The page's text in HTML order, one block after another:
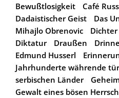
Bewußtlosigkeit
Café
Dadaistischer Geist
Das
Mihajlo Obrenovic
Dichter
Diktatur
Draußen
Edmund Husserl
Jahrhunderte währende
serbischen Länder
Gewalt eines bösen